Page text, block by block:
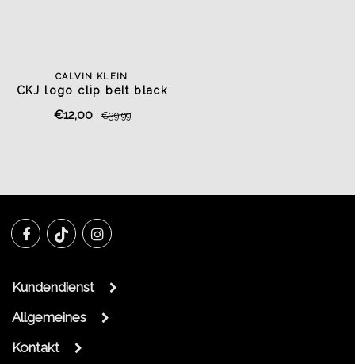
CALVIN KLEIN
CKJ logo clip belt black
€12,00 €39,99
Kundendienst
Allgemeines
Kontakt